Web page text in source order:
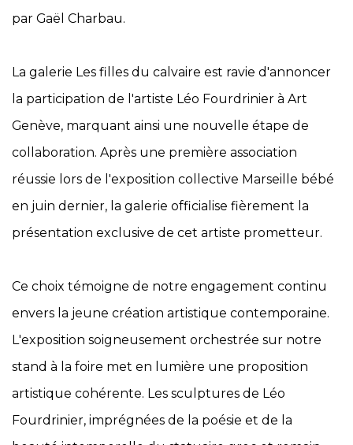
par Gaël Charbau.
La galerie Les filles du calvaire est ravie d'annoncer
la participation de l'artiste Léo Fourdrinier à Art
Genève, marquant ainsi une nouvelle étape de
collaboration. Après une première association
réussie lors de l'exposition collective Marseille bébé
en juin dernier, la galerie officialise fièrement la
présentation exclusive de cet artiste prometteur.
Ce choix témoigne de notre engagement continu
envers la jeune création artistique contemporaine.
L'exposition soigneusement orchestrée sur notre
stand à la foire met en lumière une proposition
artistique cohérente. Les sculptures de Léo
Fourdrinier, imprégnées de la poésie et de la